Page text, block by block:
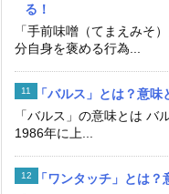
る！
「手前味噌（てまえみそ
分自身を褒める行為...
「バルス」とは？意
「バルス」の意味とは バ
1986年に上...
「ワンタッチ」とは